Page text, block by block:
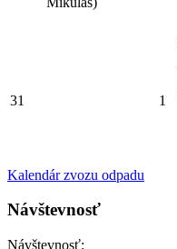
31 1
Kalendár zvozu odpadu
Návštevnosť
Návštevnosť: